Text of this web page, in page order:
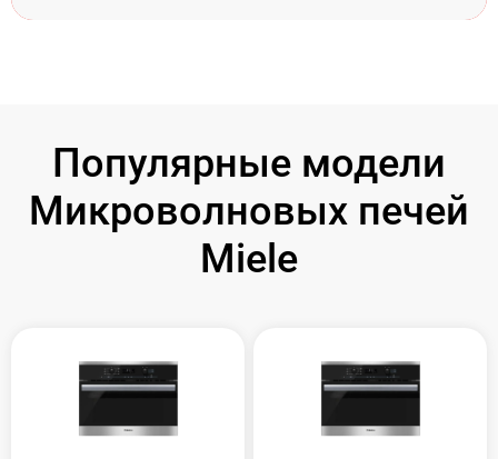
Популярные модели
Микроволновых печей
Miele